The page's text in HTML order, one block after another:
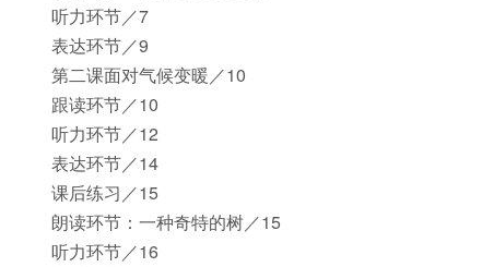
听力环节／7
表达环节／9
第二课面对气候变暖／10
跟读环节／10
听力环节／12
表达环节／14
课后练习／15
朗读环节：一种奇特的树／15
听力环节／16